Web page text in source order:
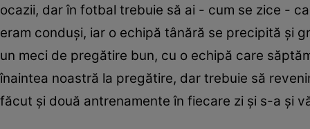
ocazii, dar în fotbal trebuie să ai - cum se zice -
eram conduşi, iar o echipă tânără se precipită şi
un meci de pregătire bun, cu o echipă care
înaintea noastră la pregătire, dar trebuie să
făcut şi două antrenamente în fiecare zi şi s-a şi